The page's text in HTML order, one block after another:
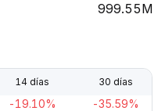
999.55M
14 días 30 días
-19.10% -35.59%